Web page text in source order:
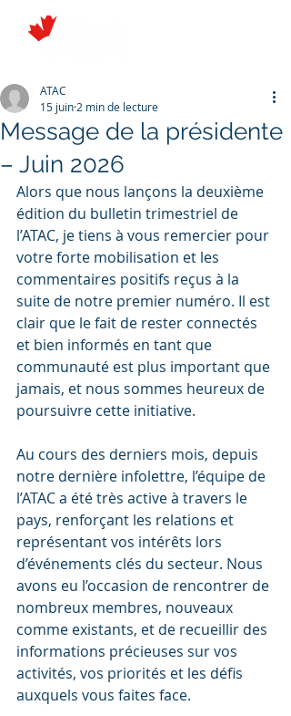
Message de la présidente
– Juin 2026
ATAC
15 juin 2 min de lecture
Alors que nous lançons la deuxième
édition du bulletin trimestriel de
l’ATAC, je tiens à vous remercier pour
votre forte mobilisation et les
commentaires positifs reçus à la
suite de notre premier numéro. Il est
clair que le fait de rester connectés
et bien informés en tant que
communauté est plus important que
jamais, et nous sommes heureux de
poursuivre cette initiative.
Au cours des derniers mois, depuis
notre dernière infolettre, l’équipe de
l’ATAC a été très active à travers le
pays, renforçant les relations et
représentant vos intérêts lors
d’événements clés du secteur. Nous
avons eu l’occasion de rencontrer de
nombreux membres, nouveaux
comme existants, et de recueillir des
informations précieuses sur vos
activités, vos priorités et les défis
auxquels vous faites face.